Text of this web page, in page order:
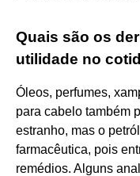
Quais são os
utilidade no
Óleos, perfumes,
para cabelo também
estranho, mas o
farmacêutica, pois
remédios. Alguns